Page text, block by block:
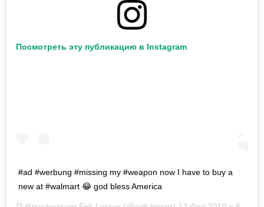
Посмотреть эту публикацию в Instagram
#ad #werbung #missing my #weapon now I have to buy a
new at #walmart 😂 god bless America